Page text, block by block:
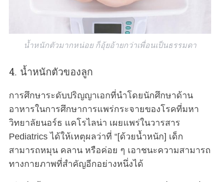
น้ำหนักตัวมากหน่อย ก็อุ้ยอ้ายกว่าเพื่อนเป็นธรรมดา
4. น้ำหนักตัวของลูก
การศึกษาระดับปริญญาเอกที่นำโดยนักศึกษาด้าน
อาหารในการศึกษาการแพร่กระจายของโรคที่มหา
วิทยาลัยนอร์ธ แคโรไลน่า เผยแพร่ในวารสาร
Pediatrics ได้ให้เหตุผลว่าที่ “[ด้วยน้ำหนัก] เด็ก
สามารถหมุน คลาน หรือค่อย ๆ เอาชนะความสามารถ
ทางกายภาพที่สำคัญอีกอย่างหนึ่งได้